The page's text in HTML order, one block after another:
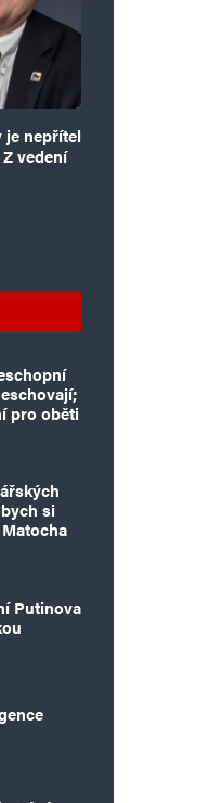
je nepřítel
vedení
pro oběti
si
Putinova